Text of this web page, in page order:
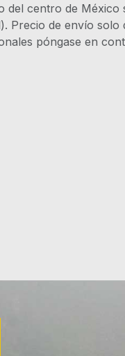
del centro de México
Precio de envío
póngase en